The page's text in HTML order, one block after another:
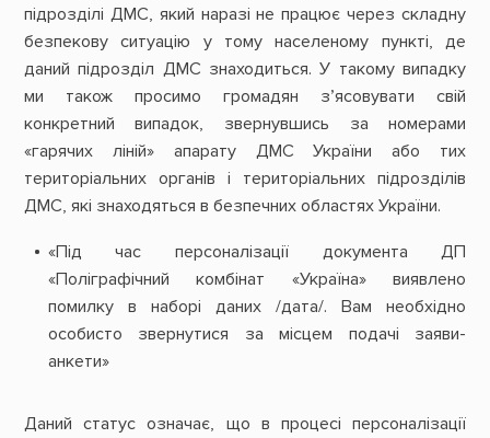
підрозділі ДМС, який наразі не працює через складну
безпекову ситуацію у тому населеному пункті, де
даний підрозділ ДМС знаходиться. У такому випадку
ми також просимо громадян з’ясовувати свій
конкретний випадок, звернувшись за номерами
«гарячих ліній» апарату ДМС України або тих
територіальних органів і територіальних підрозділів
ДМС, які знаходяться в безпечних областях України.
«Під час персоналізації документа ДП
«Поліграфічний комбінат «Україна» виявлено
помилку в наборі даних /дата/. Вам необхідно
особисто звернутися за місцем подачі заяви-
анкети»
Даний статус означає, що в процесі персоналізації